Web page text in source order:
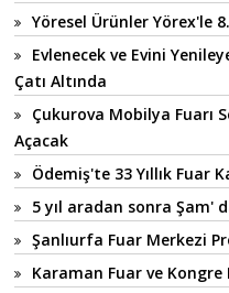
Yöresel Ürünler Yörex'le
Evlenecek ve Evini
Çatı Altında
Çukurova Mobilya Fuarı
Açacak
Ödemiş'te 33 Yıllık Fuar
5 yıl aradan sonra Şam'
Şanlıurfa Fuar Merkezi
Karaman Fuar ve Kongre